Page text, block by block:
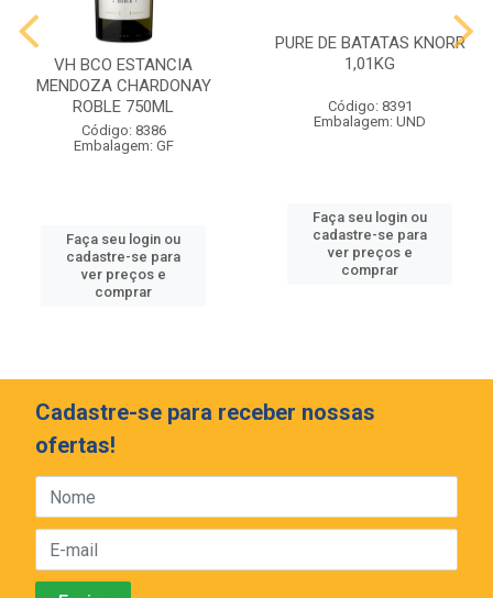
VH BCO ESTANCIA
MENDOZA CHARDONAY
ROBLE 750ML
Código: 8386
Embalagem: GF
Faça seu login ou
cadastre-se para
ver preços e
comprar
PURE DE BATATAS KNORR
1,01KG
Código: 8391
Embalagem: UND
Faça seu login ou
cadastre-se para
ver preços e
comprar
Cadastre-se para receber nossas
ofertas!